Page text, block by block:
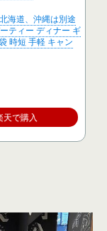
海道、沖縄は別途
ティー ディナー ギ
時短 手軽 キャン
天で購入